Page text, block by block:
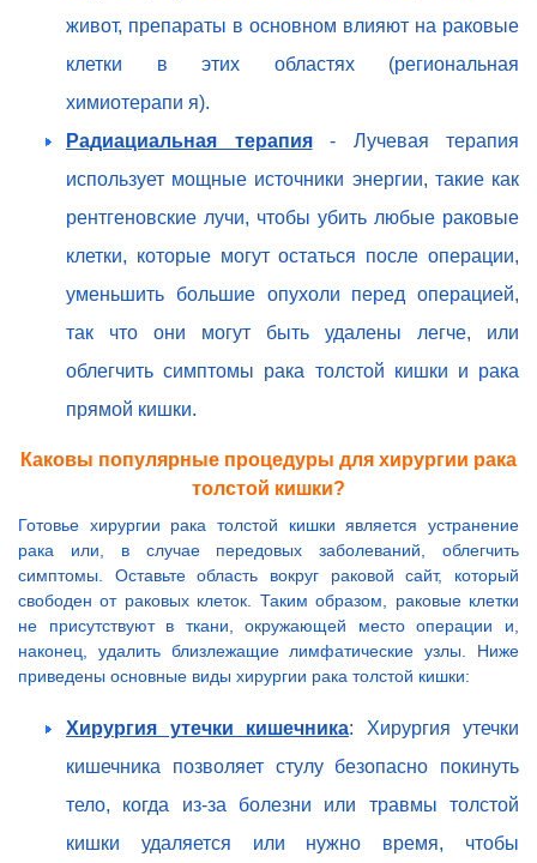
живот, препараты в основном влияют на раковые
клетки в этих областях (региональная
химиотерапи я).
Радиациальная терапия- Лучевая терапия
использует мощные источники энергии, такие как
рентгеновские лучи, чтобы убить любые раковые
клетки, которые могут остаться после операции,
уменьшить большие опухоли перед операцией,
так что они могут быть удалены легче, или
облегчить симптомы рака толстой кишки и рака
прямой кишки.
Каковы популярные процедуры для хирургии рака
толстой кишки?
Готовье хирургии рака толстой кишки является устранение
рака или, в случае передовых заболеваний, облегчить
симптомы. Оставьте область вокруг раковой сайт, который
свободен от раковых клеток. Таким образом, раковые клетки
не присутствуют в ткани, окружающей место операции и,
наконец, удалить близлежащие лимфатические узлы. Ниже
приведены основные виды хирургии рака толстой кишки:
Хирургия утечки кишечника: Хирургия утечки
кишечника позволяет стулу безопасно покинуть
тело, когда из-за болезни или травмы толстой
кишки удаляется или нужно время, чтобы